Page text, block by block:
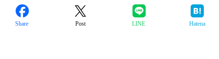
Share Post LINE Hatena